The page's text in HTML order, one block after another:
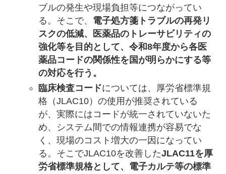
ブルの発生や現場負担等につながってい
る。そこで、 電子処方箋トラブルの再発リ
スクの低減、医薬品のトレーサビリティの
強化等を目的として、令和8年度から各医
薬品コードの関係性を国が明らかにする等
の対応を行う。
臨床検査コードについては、厚労省標準規
格（JLAC10）の使用が推奨されている
が、実際にはコードが統一されていないた
め、システム間での情報連携が容易でな
く、現場のコスト増大の一因になってい
る。そこでJLAC10を改善したJLAC11を厚
労省標準規格として、電子カルテ等の標準